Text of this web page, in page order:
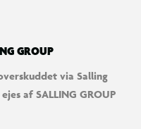
GROUP
via Salling
af SALLING GROUP